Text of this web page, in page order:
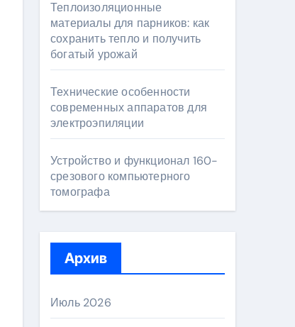
Теплоизоляционные
материалы для парников: как
сохранить тепло и получить
богатый урожай
Технические особенности
современных аппаратов для
электроэпиляции
Устройство и функционал 160-
срезового компьютерного
томографа
Архив
Июль 2026